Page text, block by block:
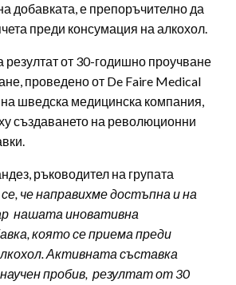
добавката, е препоръчително да
преди консумация на алкохол.
от 30-годишно проучване
проведено от De Faire Medical
шведска медицинска компания,
създаването на революционни
ръководител на групата
че направихме достъпна и на
нашата иновативна
която се приема преди
Активната съставка
пробив, резултатот30